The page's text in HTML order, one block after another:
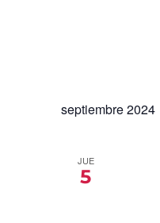
septiembre 2024
JUE
5